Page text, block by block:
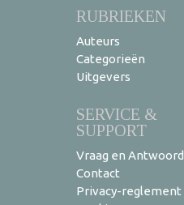
RUBRIEKEN
Auteurs
Categorieën
Uitgevers
SERVICE &
SUPPORT
Vraag en Antwoord
Contact
Privacy-reglement